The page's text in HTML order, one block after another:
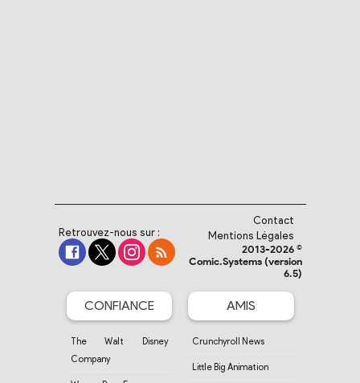
Retrouvez-nous sur :
Contact
Mentions Légales
2013-2026 ©
Comic.Systems (version
6.5)
CONFIANCE
The Walt Disney
Company
AMIS
Crunchyroll News
Little Big Animation